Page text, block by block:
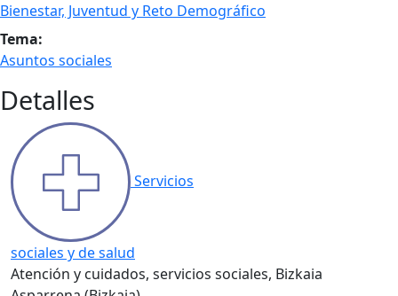
Bienestar, Juventud y Reto Demográfico
Tema:
Asuntos sociales
Detalles
Servicios
sociales y de salud
Atención y cuidados, servicios sociales, Bizkaia